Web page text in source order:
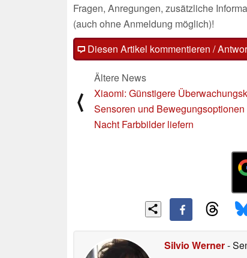
Fragen, Anregungen, zusätzliche
(auch ohne Anmeldung möglich)!
Diesen Artikel kommentieren /
⟨
Ältere News
Xiaomi: Günstigere
Sensoren und
Nacht Farbbilder liefern
Silvio Werner-